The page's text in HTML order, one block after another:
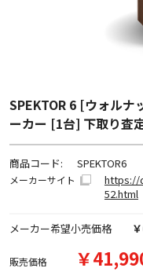
SPEKTOR 6 [ウォル
ーカー [1台] 下取り査
商品コード: SPEKTOR6
メーカーサイト
https://
52.html
メーカー希望小売価格
販売価格 ￥